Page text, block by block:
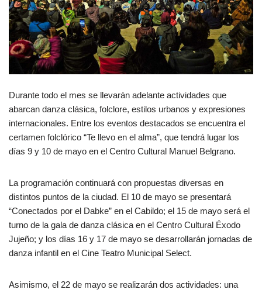
Durante todo el mes se llevarán adelante actividades que
abarcan danza clásica, folclore, estilos urbanos y expresiones
internacionales. Entre los eventos destacados se encuentra el
certamen folclórico “Te llevo en el alma”, que tendrá lugar los
días 9 y 10 de mayo en el Centro Cultural Manuel Belgrano.
La programación continuará con propuestas diversas en
distintos puntos de la ciudad. El 10 de mayo se presentará
“Conectados por el Dabke” en el Cabildo; el 15 de mayo será el
turno de la gala de danza clásica en el Centro Cultural Éxodo
Jujeño; y los días 16 y 17 de mayo se desarrollarán jornadas de
danza infantil en el Cine Teatro Municipal Select.
Asimismo, el 22 de mayo se realizarán dos actividades: una